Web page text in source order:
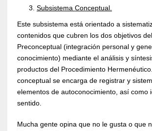
Subsistema Conceptual.
Este subsistema está orientado a
contenidos que cubren los dos objetivos
Preconceptual (integración personal y
conocimiento) mediante el análisis y
productos del Procedimiento
conceptual se encarga de registrar y
elementos de autoconocimiento, así como
sentido.
Mucha gente opina que no le gusta o que